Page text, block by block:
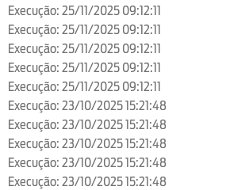
Execução: 25/11/2025 09:12:11
Execução: 25/11/2025 09:12:11
Execução: 25/11/2025 09:12:11
Execução: 25/11/2025 09:12:11
Execução: 25/11/2025 09:12:11
Execução: 23/10/2025 15:21:48
Execução: 23/10/2025 15:21:48
Execução: 23/10/2025 15:21:48
Execução: 23/10/2025 15:21:48
Execução: 23/10/2025 15:21:48